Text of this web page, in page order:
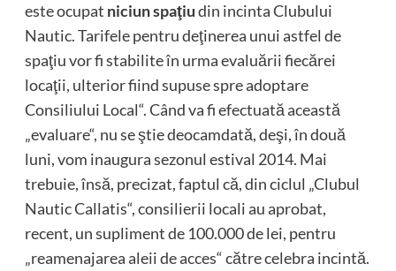
este ocupat niciun spaţiudin incinta Clubului
Nautic. Tarifele pentru deţinerea unui astfel de
spaţiu vor fi stabilite în urma evaluării fiecărei
locaţii, ulterior fiind supuse spre adoptare
Consiliului Local“. Când va fi efectuată această
„evaluare“, nu se ştie deocamdată, deşi, în două
luni, vom inaugura sezonul estival 2014. Mai
trebuie, însă, precizat, faptul că, din ciclul „Clubul
Nautic Callatis“, consilierii locali au aprobat,
recent, un supliment de 100.000 de lei, pentru
„reamenajarea aleii de acces“ către celebra incintă.